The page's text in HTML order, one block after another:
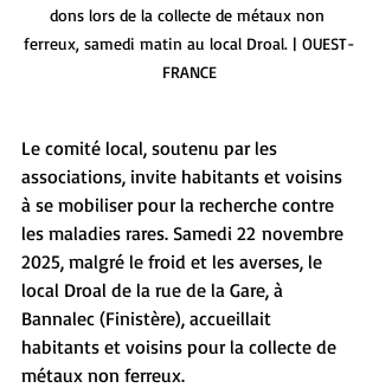
dons lors de la collecte de métaux non
ferreux, samedi matin au local Droal. | OUEST-
FRANCE
Le comité local, soutenu par les
associations, invite habitants et voisins
à se mobiliser pour la recherche contre
les maladies rares. Samedi 22 novembre
2025, malgré le froid et les averses, le
local Droal de la rue de la Gare, à
Bannalec (Finistère), accueillait
habitants et voisins pour la collecte de
métaux non ferreux.